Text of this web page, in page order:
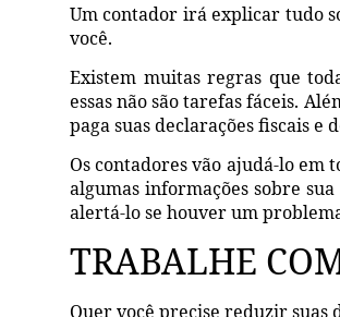
Um contador irá explicar tudo
você.
Existem muitas regras que
essas não são tarefas fáceis.
paga suas declarações fiscais e
Os contadores vão ajudá-lo em
algumas informações sobre
alertá-lo se houver um
TRABALHE
Quer você precise reduzir suas